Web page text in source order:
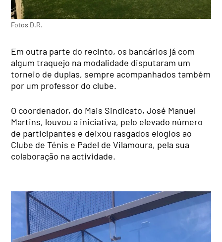
Fotos D.R.
Em outra parte do recinto, os bancários já com
algum traquejo na modalidade disputaram um
torneio de duplas, sempre acompanhados também
por um professor do clube.
O coordenador, do Mais Sindicato, José Manuel
Martins, louvou a iniciativa, pelo elevado número
de participantes e deixou rasgados elogios ao
Clube de Ténis e Padel de Vilamoura, pela sua
colaboração na actividade.